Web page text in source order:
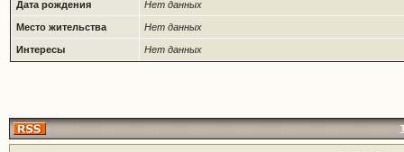
Дата рождения Нет данных
Место жительства Нет данных
Интересы Нет данных